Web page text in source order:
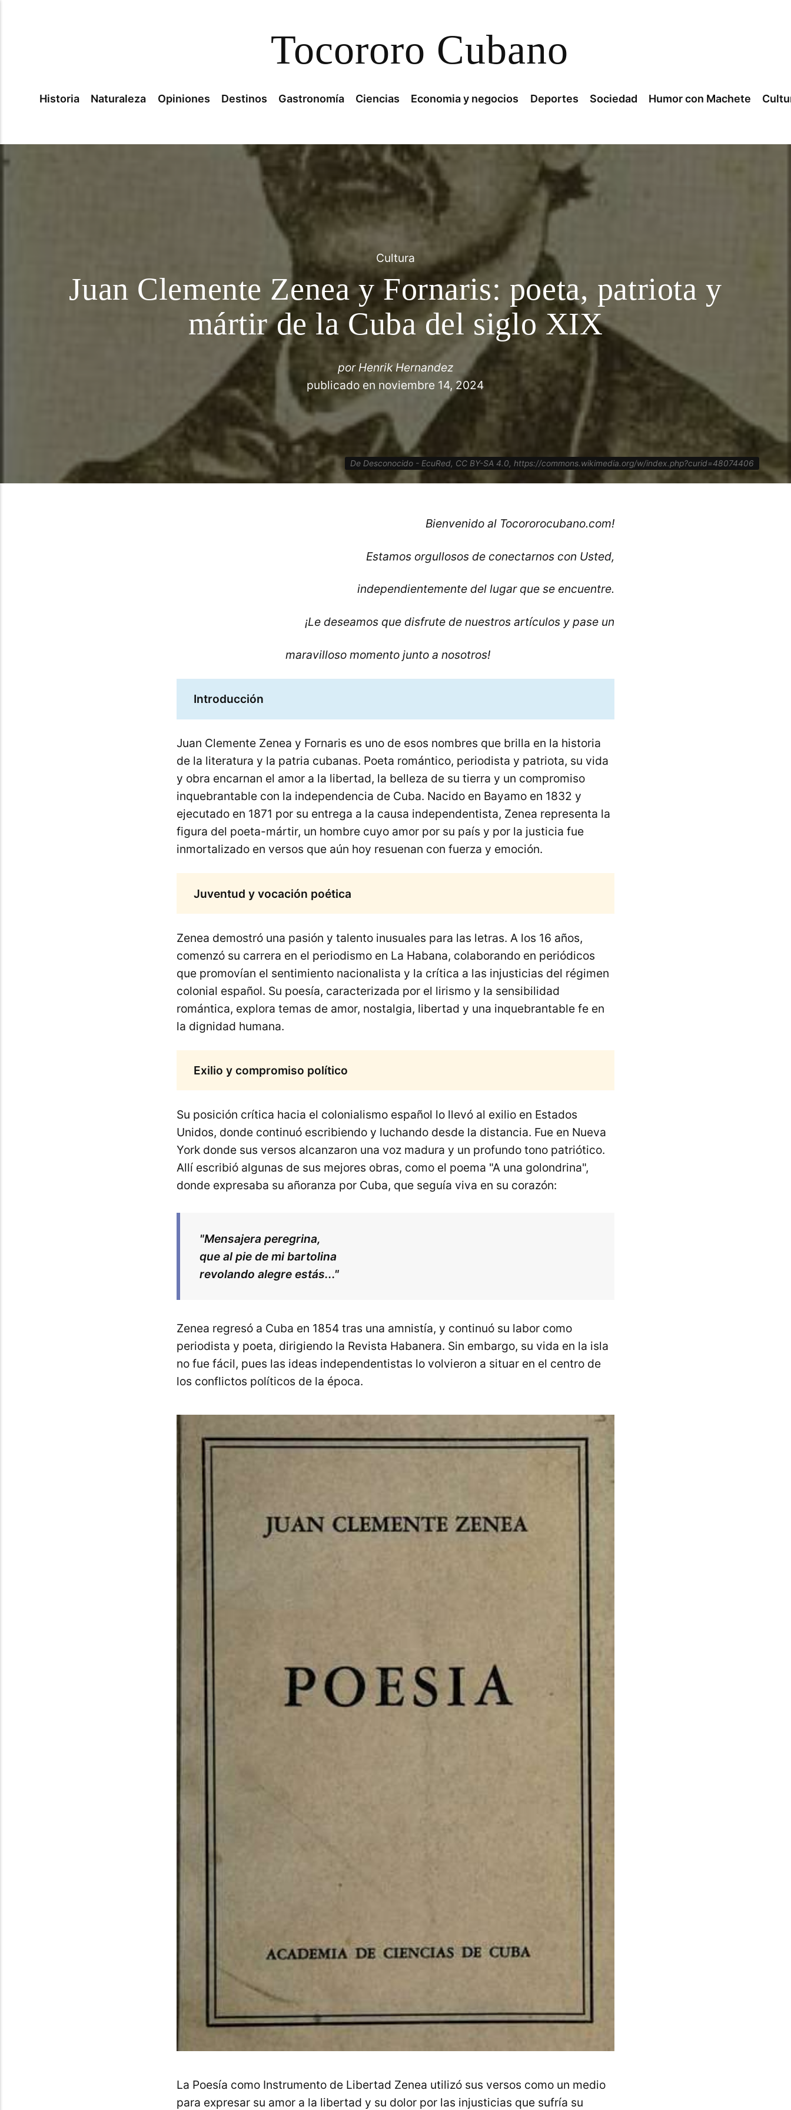
Tocororo Cubano
Historia Naturaleza Opiniones Destinos Gastronomía Ciencias Economia y negocios Deportes Sociedad Humor con Machete
Cultura
Juan Clemente Zenea y Fornaris: poeta, patriota y
mártir de la Cuba del siglo XIX
porHenrik Hernandez
publicado en noviembre 14, 2024
De Desconocido - EcuRed, CC BY-SA 4.0, https://commons.wikimedia.org/w/index.php?curid=48074406
Bienvenido al Tocororocubano.com!
Estamos orgullosos de conectarnos con Usted,
independientemente del lugar que se encuentre.
¡Le deseamos que disfrute de nuestros artículos y pase un
maravilloso momento junto a nosotros!
Introducción
Juan Clemente Zenea y Fornaris es uno de esos nombres que brilla en la historia
de la literatura y la patria cubanas. Poeta romántico, periodista y patriota, su vida
y obra encarnan el amor a la libertad, la belleza de su tierra y un compromiso
inquebrantable con la independencia de Cuba. Nacido en Bayamo en 1832 y
ejecutado en 1871 por su entrega a la causa independentista, Zenea representa la
figura del poeta-mártir, un hombre cuyo amor por su país y por la justicia fue
inmortalizado en versos que aún hoy resuenan con fuerza y emoción.
Juventud y vocación poética
Zenea demostró una pasión y talento inusuales para las letras. A los 16 años,
comenzó su carrera en el periodismo en La Habana, colaborando en periódicos
que promovían el sentimiento nacionalista y la crítica a las injusticias del régimen
colonial español. Su poesía, caracterizada por el lirismo y la sensibilidad
romántica, explora temas de amor, nostalgia, libertad y una inquebrantable fe en
la dignidad humana.
Exilio y compromiso político
Su posición crítica hacia el colonialismo español lo llevó al exilio en Estados
Unidos, donde continuó escribiendo y luchando desde la distancia. Fue en Nueva
York donde sus versos alcanzaron una voz madura y un profundo tono patriótico.
Allí escribió algunas de sus mejores obras, como el poema "A una golondrina",
donde expresaba su añoranza por Cuba, que seguía viva en su corazón:
"Mensajera peregrina,
que al pie de mi bartolina
revolando alegre estás..."
Zenea regresó a Cuba en 1854 tras una amnistía, y continuó su labor como
periodista y poeta, dirigiendo la Revista Habanera. Sin embargo, su vida en la isla
no fue fácil, pues las ideas independentistas lo volvieron a situar en el centro de
los conflictos políticos de la época.
La Poesía como Instrumento de Libertad Zenea utilizó sus versos como un medio
para expresar su amor a la libertad y su dolor por las injusticias que sufría su